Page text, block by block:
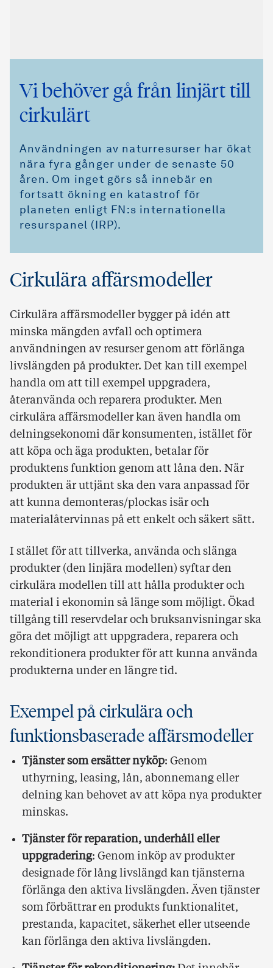
Vi behöver gå från linjärt till
cirkulärt
Användningen av naturresurser har ökat
nära fyra gånger under de senaste 50
åren. Om inget görs så innebär en
fortsatt ökning en katastrof för
planeten enligt FN:s internationella
resurspanel (IRP).
Cirkulära affärsmodeller
Cirkulära affärsmodeller bygger på idén att
minska mängden avfall och optimera
användningen av resurser genom att förlänga
livslängden på produkter. Det kan till exempel
handla om att till exempel uppgradera,
återanvända och reparera produkter. Men
cirkulära affärsmodeller kan även handla om
delningsekonomi där konsumenten, istället för
att köpa och äga produkten, betalar för
produktens funktion genom att låna den. När
produkten är uttjänt ska den vara anpassad för
att kunna demonteras/plockas isär och
materialåtervinnas på ett enkelt och säkert sätt.
I stället för att tillverka, använda och slänga
produkter (den linjära modellen) syftar den
cirkulära modellen till att hålla produkter och
material i ekonomin så länge som möjligt. Ökad
tillgång till reservdelar och bruksanvisningar ska
göra det möjligt att uppgradera, reparera och
rekonditionera produkter för att kunna använda
produkterna under en längre tid.
Exempel på cirkulära och
funktionsbaserade affärsmodeller
Tjänster som ersätter nyköp: Genom
uthyrning, leasing, lån, abonnemang eller
delning kan behovet av att köpa nya produkter
minskas.
Tjänster för reparation, underhåll eller
uppgradering: Genom inköp av produkter
designade för lång livslängd kan tjänsterna
förlänga den aktiva livslängden. Även tjänster
som förbättrar en produkts funktionalitet,
prestanda, kapacitet, säkerhet eller utseende
kan förlänga den aktiva livslängden.